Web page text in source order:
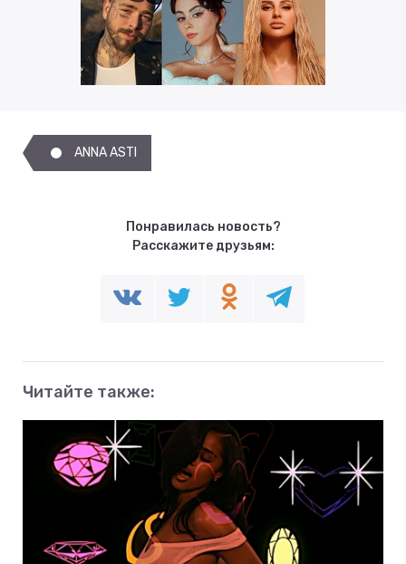
ANNA ASTI
Понравилась новость?
Расскажите друзьям:
Читайте также: